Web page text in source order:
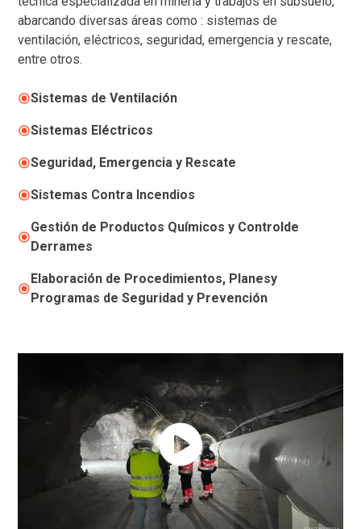
abarcando diversas áreas como : sistemas de
ventilación, eléctricos, seguridad, emergencia y rescate,
entre otros.
Sistemas de Ventilación
Sistemas Eléctricos
Seguridad, Emergencia y Rescate
Sistemas Contra Incendios
Gestión de Productos Químicos y Controlde
Derrames
Elaboración de Procedimientos, Planesy
Programas de Seguridad y Prevención